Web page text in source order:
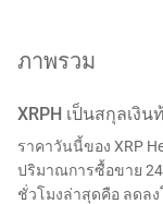
ภาพรวม
XRPH เป็นสกุลเงิน
ราคาวันนี้ของ XRP
ปริมาณการซื้อขาย
ชั่วโมงล่าสุดคือ ลดลง